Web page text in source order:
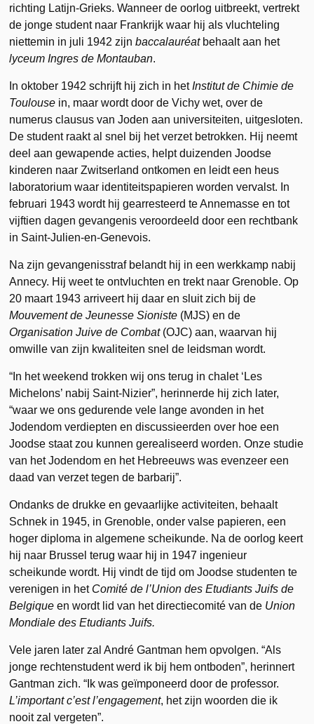
richting Latijn-Grieks. Wanneer de oorlog uitbreekt, vertrekt
de jonge student naar Frankrijk waar hij als vluchteling
niettemin in juli 1942 zijnbaccalauréatbehaalt aan het
lyceum Ingres de Montauban.
In oktober 1942 schrijft hij zich in het Institut de Chimie de
Toulouse in, maar wordt door de Vichy wet, over de
numerus clausus van Joden aan universiteiten, uitgesloten.
De student raakt al snel bij het verzet betrokken. Hij neemt
deel aan gewapende acties, helpt duizenden Joodse
kinderen naar Zwitserland ontkomen en leidt een heus
laboratorium waar identiteitspapieren worden vervalst. In
februari 1943 wordt hij gearresteerd te Annemasse en tot
vijftien dagen gevangenis veroordeeld door een rechtbank
in Saint-Julien-en-Genevois.
Na zijn gevangenisstraf belandt hij in een werkkamp nabij
Annecy. Hij weet te ontvluchten en trekt naar Grenoble. Op
20 maart 1943 arriveert hij daar en sluit zich bij de
Mouvement de Jeunesse Sioniste (MJS) en de
Organisation Juive de Combat(OJC) aan, waarvan hij
omwille van zijn kwaliteiten snel de leidsman wordt.
“In het weekend trokken wij ons terug in chalet ‘Les
Michelons’ nabij Saint-Nizier”, herinnerde hij zich later,
“waar we ons gedurende vele lange avonden in het
Jodendom verdiepten en discussieerden over hoe een
Joodse staat zou kunnen gerealiseerd worden. Onze studie
van het Jodendom en het Hebreeuws was evenzeer een
daad van verzet tegen de barbarij”.
Ondanks de drukke en gevaarlijke activiteiten, behaalt
Schnek in 1945, in Grenoble, onder valse papieren, een
hoger diploma in algemene scheikunde. Na de oorlog keert
hij naar Brussel terug waar hij in 1947 ingenieur
scheikunde wordt. Hij vindt de tijd om Joodse studenten te
verenigen in het Comité de l’Union des Etudiants Juifs de
Belgique en wordt lid van het directiecomité van de Union
Mondiale des Etudiants Juifs.
Vele jaren later zal André Gantman hem opvolgen. “Als
jonge rechtenstudent werd ik bij hem ontboden”, herinnert
Gantman zich. “Ik was geïmponeerd door de professor.
L’important c’est l’engagement, het zijn woorden die ik
nooit zal vergeten”.